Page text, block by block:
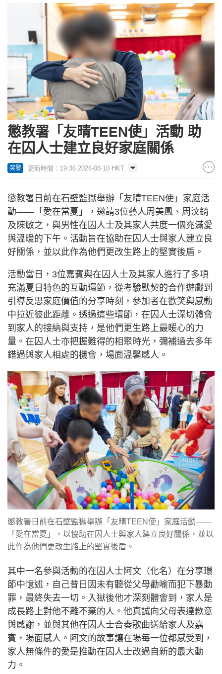
懲教署「友晴TEEN使」活動 助
在囚人士建立良好家庭關係
突發 更新時間：19:36 2026-08-10 HKT
懲教署日前在石壁監獄舉辦「友晴TEEN使」家庭活
動——「愛在當夏」，邀請3位藝人周美鳳、周汶錡
及陳敏之，與男性在囚人士及其家人共度一個充滿愛
與溫暖的下午。活動旨在協助在囚人士與家人建立良
好關係，並以此作為他們更改生路上的堅實後盾。
活動當日，3位嘉賓與在囚人士及其家人進行了多項
充滿夏日特色的互動環節，從考驗默契的合作遊戲到
引導反思家庭價值的分享時刻，參加者在歡笑與感動
中拉近彼此距離。透過這些環節，在囚人士深切體會
到家人的接納與支持，是他們更生路上最暖心的力
量。在囚人士亦把握難得的相聚時光，彌補過去多年
錯過與家人相處的機會，場面溫馨感人。
懲教署日前在石壁監獄舉辦「友晴TEEN使」家庭活動——
「愛在當夏」，以協助在囚人士與家人建立良好關係，並以
此作為他們更改生路上的堅實後盾。
其中一名參與活動的在囚人士阿文（化名）在分享環
節中憶述，自己昔日因未有聽從父母勸喻而犯下暴動
罪，最終失去一切。入獄後他才深刻體會到，家人是
成長路上對他不離不棄的人。他真誠向父母表達歉意
與感謝，並與其他在囚人士合奏歌曲送給家人及嘉
賓，場面感人。阿文的故事讓在場每一位都感受到，
家人無條件的愛是推動在囚人士改過自新的最大動
力。